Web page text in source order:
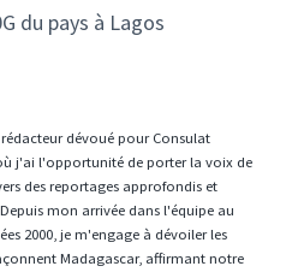
du pays à Lagos
rédacteur dévoué pour Consulat
j'ai l'opportunité de porter la voix de
des reportages approfondis et
mon arrivée dans l'équipe au
2000, je m'engage à dévoiler les
Madagascar, affirmant notre